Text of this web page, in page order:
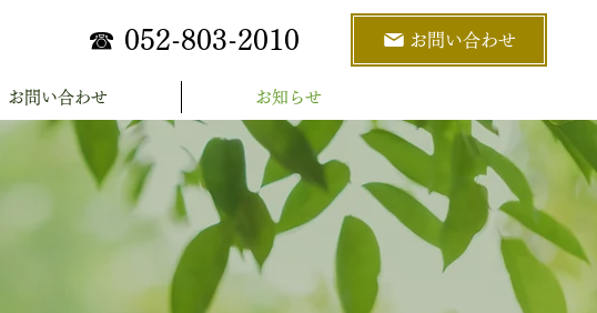
☎ 052-803-2010 お問い合わせ
お問い合わせ お知らせ